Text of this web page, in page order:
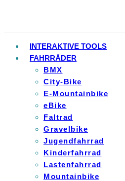
INTERAKTIVE TOOLS
FAHRRÄDER
BMX
City-Bike
E-Mountainbike
eBike
Faltrad
Gravelbike
Jugendfahrrad
Kinderfahrrad
Lastenfahrrad
Mountainbike